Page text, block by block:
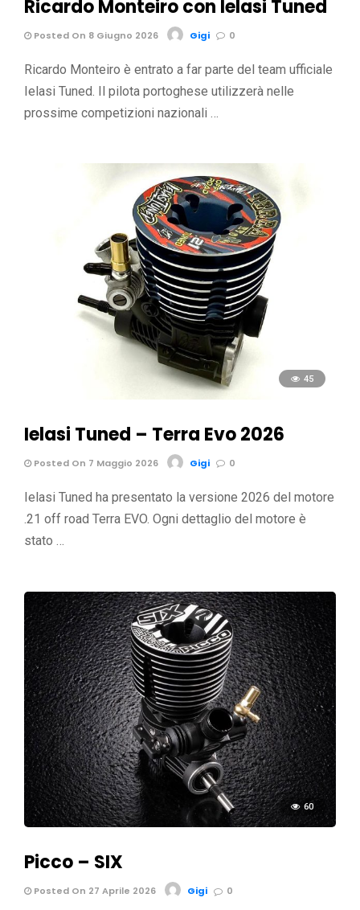
Ricardo Monteiro con Ielasi Tuned
Posted On 8 Giugno 2026 Gigi 0
Ricardo Monteiro è entrato a far parte del team ufficiale
Ielasi Tuned. Il pilota portoghese utilizzerà nelle
prossime competizioni nazionali …
45
Ielasi Tuned – Terra Evo 2026
Posted On 7 Maggio 2026 Gigi 0
Ielasi Tuned ha presentato la versione 2026 del motore
.21 off road Terra EVO. Ogni dettaglio del motore è
stato …
60
Picco – SIX
Posted On 27 Aprile 2026 Gigi 0